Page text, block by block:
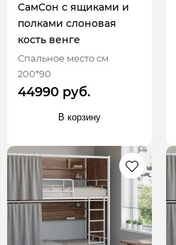
СамСон с ящиками и
полками слоновая
кость венге
Спальное место см
200*90
44990 руб.
В корзину